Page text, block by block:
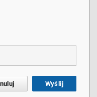
Wyślij